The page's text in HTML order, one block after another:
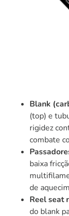
Blank
(top) e
rigidez
combate
baixa
de
Reel seat
do blank